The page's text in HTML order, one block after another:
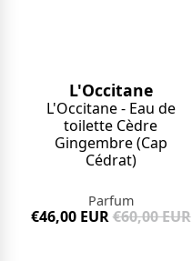
L'Occitane
L'Occitane - Eau de
toilette Cèdre
Gingembre (Cap
Cédrat)
Parfum
€46,00 EUR€60,00 EUR